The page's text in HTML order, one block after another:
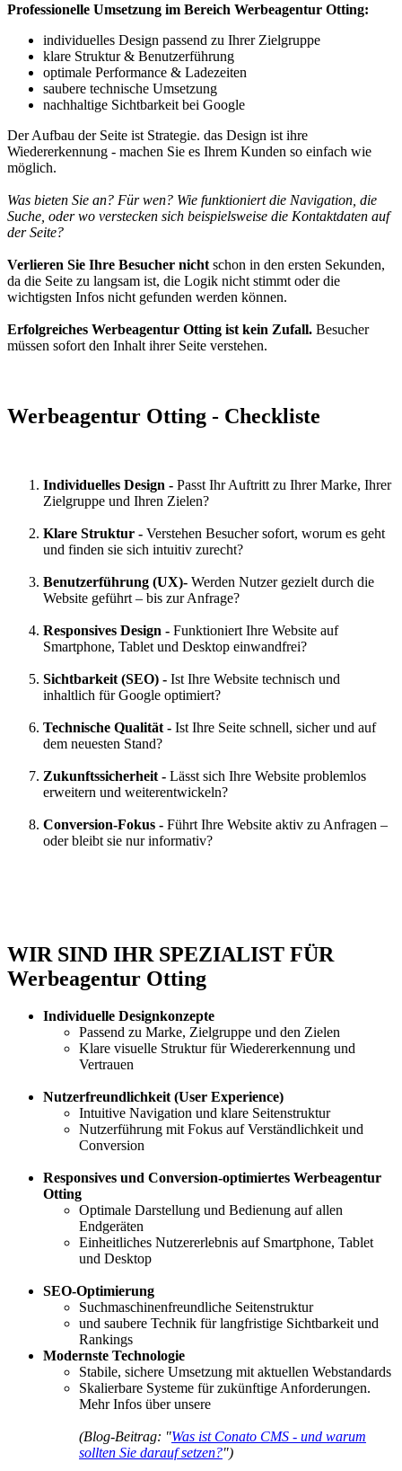
Professionelle Umsetzung im Bereich Werbeagentur Otting:
individuelles Design passend zu Ihrer Zielgruppe
klare Struktur & Benutzerführung
optimale Performance & Ladezeiten
saubere technische Umsetzung
nachhaltige Sichtbarkeit bei Google
Der Aufbau der Seite ist Strategie. das Design ist ihre
Wiedererkennung - machen Sie es Ihrem Kunden so einfach wie
möglich.
Was bieten Sie an? Für wen? Wie funktioniert die Navigation, die
Suche, oder wo verstecken sich beispielsweise die Kontaktdaten auf
der Seite?
Verlieren Sie Ihre Besucher nicht schon in den ersten Sekunden,
da die Seite zu langsam ist, die Logik nicht stimmt oder die
wichtigsten Infos nicht gefunden werden können.
Erfolgreiches Werbeagentur Otting ist kein Zufall. Besucher
müssen sofort den Inhalt ihrer Seite verstehen.
Werbeagentur Otting - Checkliste
Individuelles Design - Passt Ihr Auftritt zu Ihrer Marke, Ihrer
Zielgruppe und Ihren Zielen?
Klare Struktur - Verstehen Besucher sofort, worum es geht
und finden sie sich intuitiv zurecht?
Benutzerführung (UX)- Werden Nutzer gezielt durch die
Website geführt – bis zur Anfrage?
Responsives Design - Funktioniert Ihre Website auf
Smartphone, Tablet und Desktop einwandfrei?
Sichtbarkeit (SEO) - Ist Ihre Website technisch und
inhaltlich für Google optimiert?
Technische Qualität - Ist Ihre Seite schnell, sicher und auf
dem neuesten Stand?
Zukunftssicherheit - Lässt sich Ihre Website problemlos
erweitern und weiterentwickeln?
Conversion-Fokus - Führt Ihre Website aktiv zu Anfragen –
oder bleibt sie nur informativ?
WIR SIND IHR SPEZIALIST FÜR
Werbeagentur Otting
Individuelle Designkonzepte
Passend zu Marke, Zielgruppe und den Zielen
Klare visuelle Struktur für Wiedererkennung und
Vertrauen
Nutzerfreundlichkeit (User Experience)
Intuitive Navigation und klare Seitenstruktur
Nutzerführung mit Fokus auf Verständlichkeit und
Conversion
Responsives und Conversion-optimiertes Werbeagentur
Otting
Optimale Darstellung und Bedienung auf allen
Endgeräten
Einheitliches Nutzererlebnis auf Smartphone, Tablet
und Desktop
SEO-Optimierung
Suchmaschinenfreundliche Seitenstruktur
und saubere Technik für langfristige Sichtbarkeit und
Rankings
Modernste Technologie
Stabile, sichere Umsetzung mit aktuellen Webstandards
Skalierbare Systeme für zukünftige Anforderungen.
Mehr Infos über unsere
(Blog-Beitrag: "Was ist Conato CMS - und warum
sollten Sie darauf setzen?")